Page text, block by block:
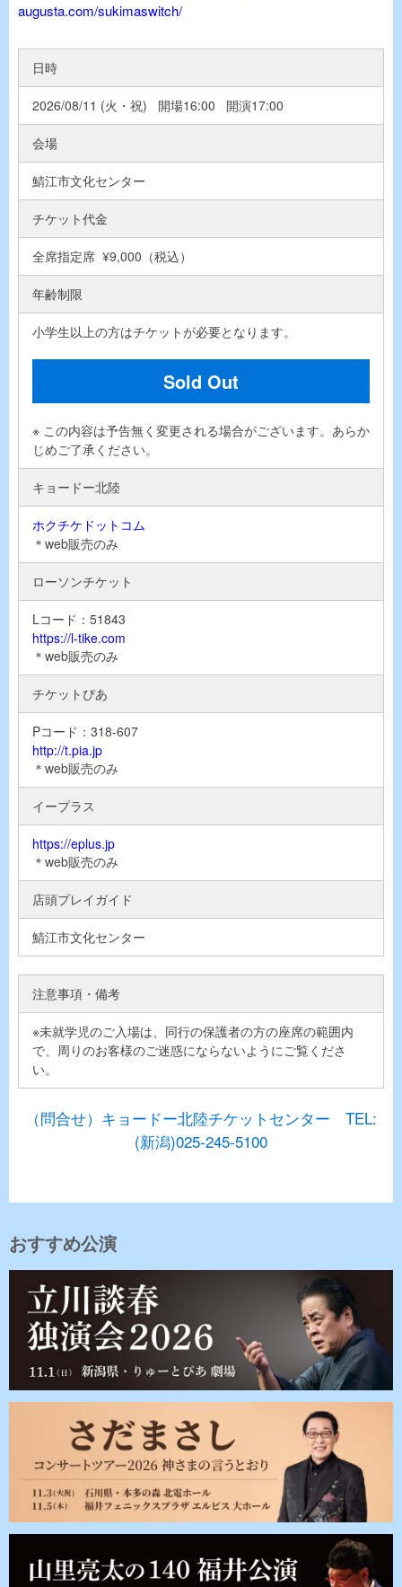
augusta.com/sukimaswitch/
日時
2026/08/11 (火・祝) 開場16:00 開演17:00
会場
鯖江市文化センター
チケット代金
全席指定席 ¥9,000（税込）
年齢制限
小学生以上の方はチケットが必要となります。
Sold Out
※ この内容は予告無く変更される場合がございます。あらか
じめご了承ください。
キョードー北陸
ホクチケドットコム
＊web販売のみ
ローソンチケット
Lコード：51843
https://l-tike.com
＊web販売のみ
チケットぴあ
Pコード：318-607
http://t.pia.jp
＊web販売のみ
イープラス
https://eplus.jp
＊web販売のみ
店頭プレイガイド
鯖江市文化センター
注意事項・備考
※未就学児のご入場は、同行の保護者の方の座席の範囲内
で、周りのお客様のご迷惑にならないようにご覧くださ
い。
（問合せ）キョードー北陸チケットセンター TEL:
(新潟)025-245-5100
おすすめ公演